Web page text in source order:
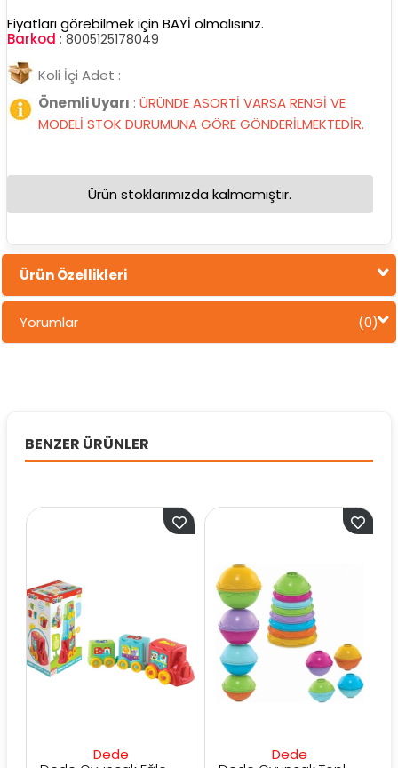
Fiyatları görebilmek için BAYİ olmalısınız.
Barkod : 8005125178049
Koli İçi Adet :
Önemli Uyarı : ÜRÜNDE ASORTİ VARSA RENGİ VE
MODELİ STOK DURUMUNA GÖRE GÖNDERİLMEKTEDİR.
Ürün stoklarımızda kalmamıştır.
Ürün Özellikleri
Yorumlar (0)
BENZER ÜRÜNLER
Dede
Dede